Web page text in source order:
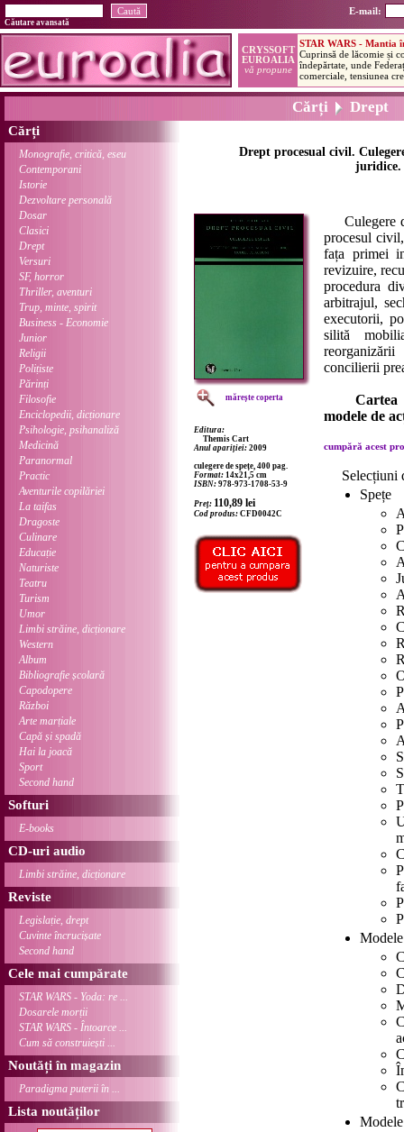
E-mail:
Căutare avansată
Cărți Drept
Cărți
Monografie, critică, eseu
Contemporani
Istorie
Dezvoltare personală
Dosar
Clasici
Drept
Versuri
SF, horror
Thriller, aventuri
Trup, minte, spirit
Business - Economie
Junior
Religii
Polițiste
Părinți
Filosofie
Enciclopedii, dicționare
Psihologie, psihanaliză
Medicină
Paranormal
Practic
Aventurile copilăriei
La taifas
Dragoste
Culinare
Educație
Naturiste
Teatru
Turism
Umor
Limbi străine, dicționare
Western
Album
Bibliografie școlară
Capodopere
Război
Arte marțiale
Capă și spadă
Hai la joacă
Sport
Second hand
Softuri
E-books
CD-uri audio
Limbi străine, dicționare
Reviste
Legislație, drept
Cuvinte încrucișate
Second hand
Cele mai cumpărate
STAR WARS - Yoda: re ...
Dosarele morții
STAR WARS - Întoarce ...
Cum să construiești ...
Noutăți în magazin
Paradigma puterii în ...
Lista noutăților
Drept procesual civil.
juridice.
mărește coperta
Editura:
Themis Cart
Anul apariției: 2009
culegere de spețe, 400 pag.
Format: 14x21,5 cm
ISBN: 978-973-1708-53-9
Preț: 110,89 lei
Cod produs: CFD0042C
Culegere
procesul
fața primei
revizuire,
procedura
arbitrajul,
executorii,
silită
concilierii
Cartea
modele de
cumpără acest
Selecțiuni
Spețe